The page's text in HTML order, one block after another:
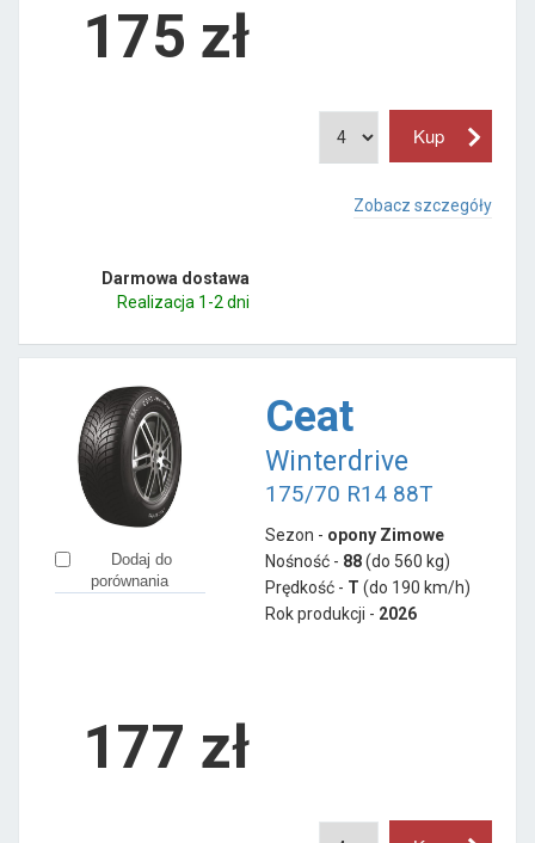
175 zł
Zobacz szczegóły
Darmowa dostawa
Realizacja 1-2 dni
Dodaj do
porównania
Ceat
Winterdrive
175/70 R14 88T
Sezon - opony Zimowe
Nośność - 88(do 560 kg)
Prędkość - T (do 190 km/h)
Rok produkcji - 2026
177 zł